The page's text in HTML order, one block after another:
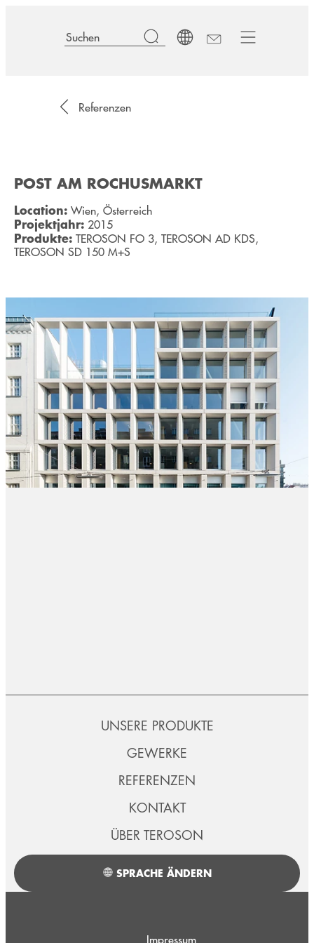
Referenzen
POST AM ROCHUSMARKT
Location: Wien, Österreich
Projektjahr: 2015
Produkte: TEROSON FO 3, TEROSON AD KDS,
TEROSON SD 150 M+S
UNSERE PRODUKTE
GEWERKE
REFERENZEN
KONTAKT
ÜBER TEROSON
SPRACHE ÄNDERN
Impressum